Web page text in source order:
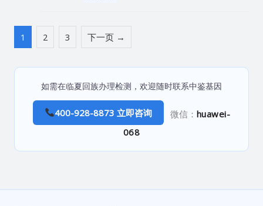
1 2 3 下一页 →
如需在临夏回族办理检测，欢迎随时联系中鉴基因
400-928-8873 立即咨询 微信： huawei-
068